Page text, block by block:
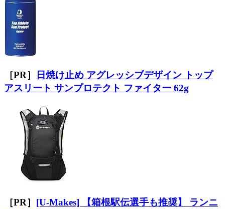
［PR］
日焼け止め アグレッシブデザイン トップ
アスリート サンプロテクト ファイター 62g
［PR］ [U-Makes] 【箱根駅伝選手も推奨】 ランニ